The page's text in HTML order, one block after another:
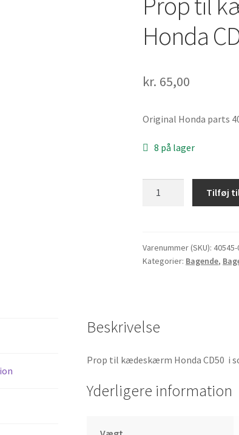
Honda
kr. 65,00
Original Honda parts
8 på lager
CD50
antal
Tilføj
Varenummer (SKU):
Kategorier: Bagende,
Beskrivelse
Prop til kædeskærm Honda CD50 i
Yderligere information